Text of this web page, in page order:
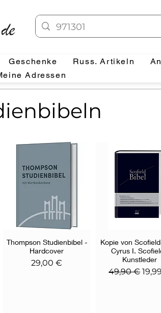
Geschenke Russ. Artikeln
Adressen
Schnellansicht
Thompson Studienbibel -
Hardcover
Preis
29,00 €
Kopie von
Cyrus I.
Kunstleder
49,90 €